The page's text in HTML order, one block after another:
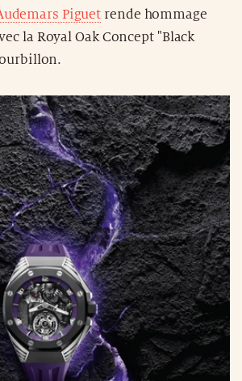
Piguet rende hommage
la Royal Oak Concept "Black